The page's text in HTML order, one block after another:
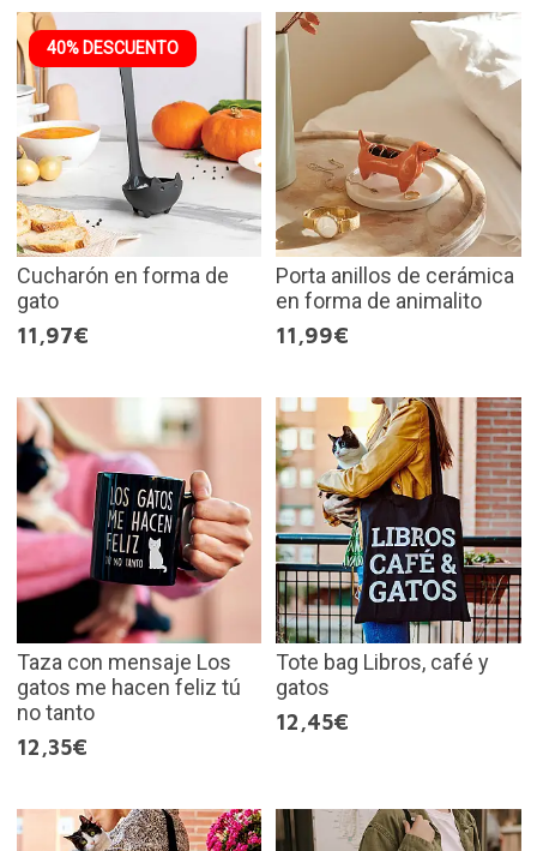
40% DESCUENTO
Cucharón en forma de
gato
11,97€
Porta anillos de cerámica
en forma de animalito
11,99€
Taza con mensaje Los
gatos me hacen feliz tú
no tanto
12,35€
Tote bag Libros, café y
gatos
12,45€